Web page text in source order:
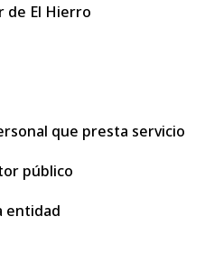
de El Hierro
que presta servicio
público
entidad